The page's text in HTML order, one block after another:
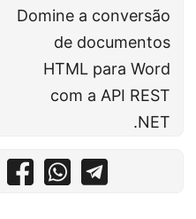
Domine a conversão
de documentos
HTML para Word
com a API REST
.NET